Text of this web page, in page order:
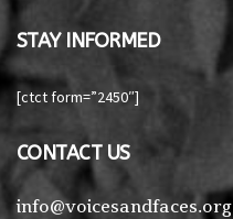
STAY INFORMED
[ctct form=”2450″]
CONTACT US
info@voicesandfaces.org